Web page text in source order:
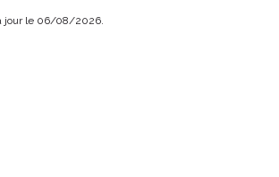
jour le 06/08/2026.